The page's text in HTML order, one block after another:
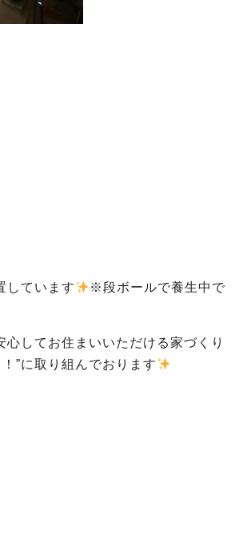
しています
※段ボールで養生中で
してお住まいいただける家づくり
”に取り組んでおります